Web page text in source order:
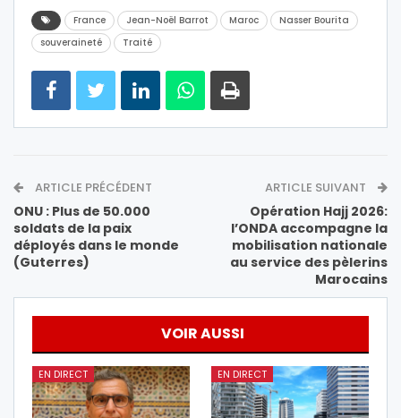
France Jean-Noël Barrot Maroc
Nasser Bourita
souveraineté
Traité
ARTICLE PRÉCÉDENT
ONU : Plus de 50.000
soldats de la paix
déployés dans le monde
(Guterres)
ARTICLE SUIVANT
Opération Hajj 2026:
l’ONDA accompagne la
mobilisation nationale
au service des pèlerins
Marocains
VOIR AUSSI
EN DIRECT EN DIRECT